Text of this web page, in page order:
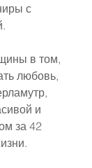
с
в том,
любовь,
и
за 42